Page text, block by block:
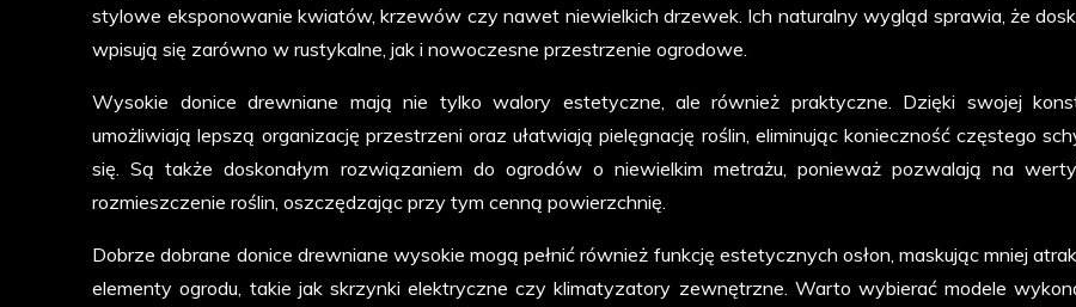
stylowe eksponowanie kwiatów, krzewów czy nawet niewielkich drzewek. Ich naturalny wygląd sprawia, że
wpisują się zarówno w rustykalne, jak i nowoczesne przestrzenie ogrodowe.
Wysokie donice drewniane mają nie tylko walory estetyczne, ale również praktyczne. Dzięki swojej
umożliwiają lepszą organizację przestrzeni oraz ułatwiają pielęgnację roślin, eliminując konieczność częstego
się. Są także doskonałym rozwiązaniem do ogrodów o niewielkim metrażu, ponieważ pozwalają na
rozmieszczenie roślin, oszczędzając przy tym cenną powierzchnię.
Dobrze dobrane donice drewniane wysokie mogą pełnić również funkcję estetycznych osłon, maskując mniej
elementy ogrodu, takie jak skrzynki elektryczne czy klimatyzatory zewnętrzne. Warto wybierać modele